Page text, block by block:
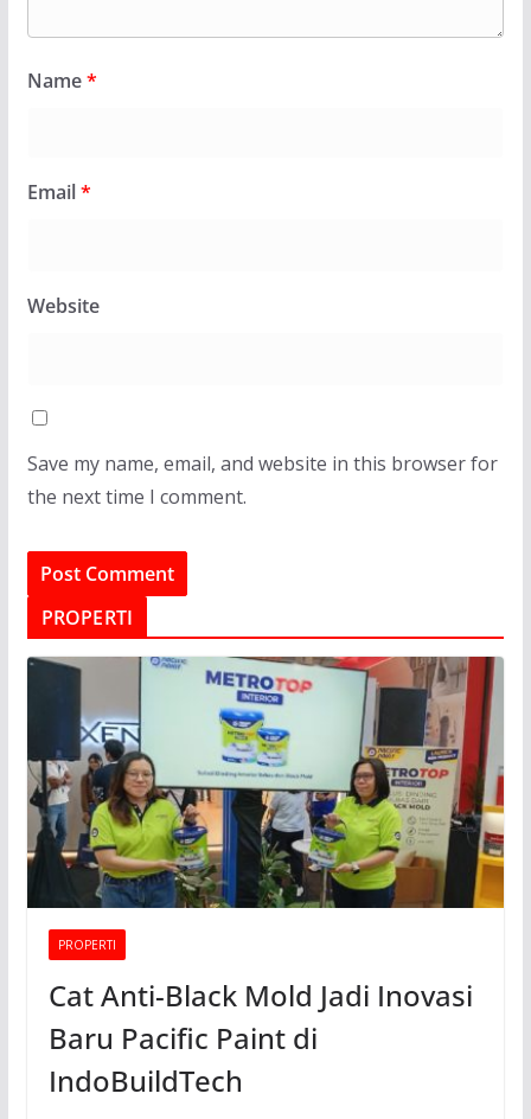
Name*
Email*
Website
Save my name, email, and website in this browser for
the next time I comment.
PROPERTI
PROPERTI
Cat Anti-Black Mold Jadi Inovasi
Baru Pacific Paint di
IndoBuildTech